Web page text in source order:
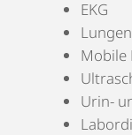
EKG
Mobile
Urin-